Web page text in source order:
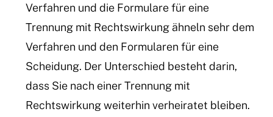
Verfahren und die Formulare für eine
Trennung mit Rechtswirkung ähneln sehr dem
Verfahren und den Formularen für eine
Scheidung. Der Unterschied besteht darin,
dass Sie nach einer Trennung mit
Rechtswirkung weiterhin verheiratet bleiben.